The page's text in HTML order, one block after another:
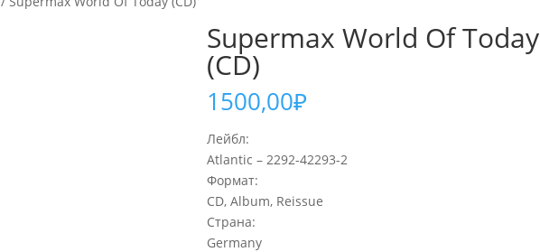
Supermax World Of Today
(CD)
1500,00₽
Лейбл:
Atlantic – 2292-42293-2
Формат:
CD, Album, Reissue
Страна:
Germany